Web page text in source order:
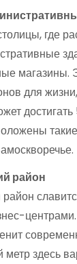
где
магазины.
для
район
здесь